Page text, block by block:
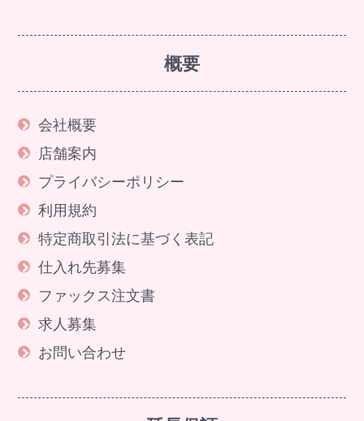
概要
会社概要
店舗案内
プライバシーポリシー
利用規約
特定商取引法に基づく表記
仕入れ先募集
ファックス注文書
求人募集
お問い合わせ